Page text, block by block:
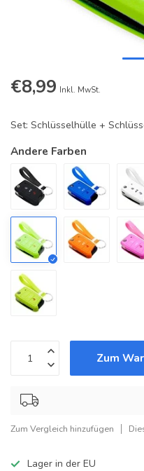
€8,99 Inkl. MwSt.
Set: Schlüsselhülle +
Andere Farben
Zum
Zum Vergleich hinzufügen
Lager in der EU